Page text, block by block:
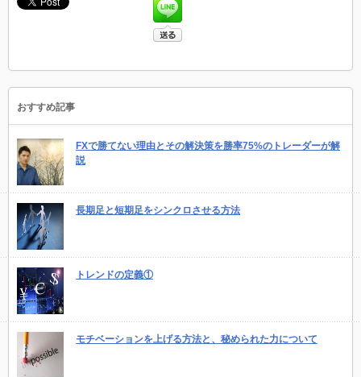
おすすめ記事
FXで勝てない理由とその解決策を勝率75%のトレーダーが解
説
長期足と短期足をシンクロさせる方法
トレンドの定義①
モチベーションを上げる方法と、秘められた力について